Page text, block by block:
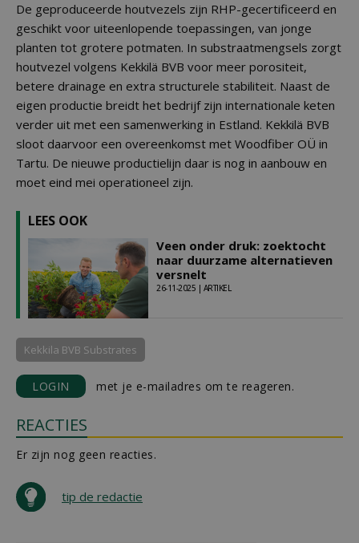
De geproduceerde houtvezels zijn RHP-gecertificeerd en
geschikt voor uiteenlopende toepassingen, van jonge
planten tot grotere potmaten. In substraatmengsels zorgt
houtvezel volgens Kekkilä BVB voor meer porositeit,
betere drainage en extra structurele stabiliteit. Naast de
eigen productie breidt het bedrijf zijn internationale keten
verder uit met een samenwerking in Estland. Kekkilä BVB
sloot daarvoor een overeenkomst met Woodfiber OÜ in
Tartu. De nieuwe productielijn daar is nog in aanbouw en
moet eind mei operationeel zijn.
LEES OOK
Veen onder druk: zoektocht
naar duurzame alternatieven
versnelt
26-11-2025 | ARTIKEL
Kekkila BVB Substrates
LOGIN met je e-mailadres om te reageren.
REACTIES
Er zijn nog geen reacties.
tip de redactie